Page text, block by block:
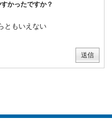
かったですか？
ともいえない